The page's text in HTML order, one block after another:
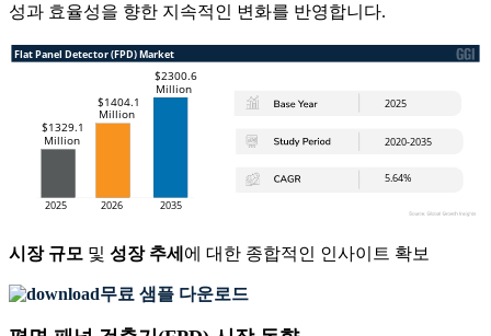
성과 효율성을 향한 지속적인 변화를 반영합니다.
시장 규모 및 성장 추세 에 대한 종합적인 인사이트 확보
무료 샘플 다운로드